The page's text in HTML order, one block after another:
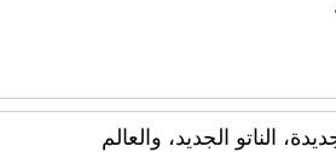
الناتو الجديد، والعالم